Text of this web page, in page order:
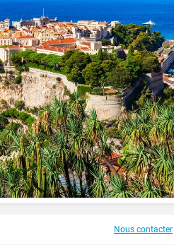
Nous contacter